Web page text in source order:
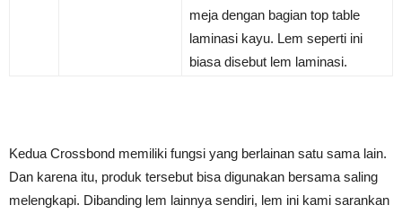
meja dengan bagian top table
laminasi kayu. Lem seperti ini
biasa disebut lem laminasi.
Kedua Crossbond memiliki fungsi yang berlainan satu sama lain.
Dan karena itu, produk tersebut bisa digunakan bersama saling
melengkapi. Dibanding lem lainnya sendiri, lem ini kami sarankan